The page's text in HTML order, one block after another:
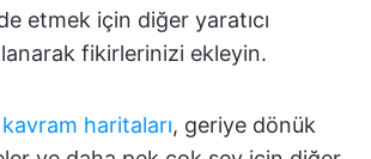
etmek için diğer yaratıcı
fikirlerinizi ekleyin.
kavram haritaları, geriye dönük